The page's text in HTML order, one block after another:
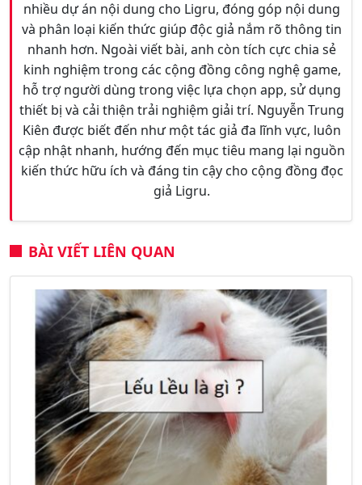
nhiều dự án nội dung cho Ligru, đóng góp nội dung
và phân loại kiến thức giúp độc giả nắm rõ thông tin
nhanh hơn. Ngoài viết bài, anh còn tích cực chia sẻ
kinh nghiệm trong các cộng đồng công nghệ game,
hỗ trợ người dùng trong việc lựa chọn app, sử dụng
thiết bị và cải thiện trải nghiệm giải trí. Nguyễn Trung
Kiên được biết đến như một tác giả đa lĩnh vực, luôn
cập nhật nhanh, hướng đến mục tiêu mang lại nguồn
kiến thức hữu ích và đáng tin cậy cho cộng đồng đọc
giả Ligru.
BÀI VIẾT LIÊN QUAN